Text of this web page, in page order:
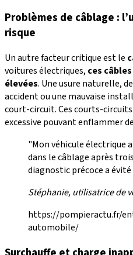
Problèmes de câblage :
risque
Un autre facteur critique est le
voitures électriques, ces
élevées. Une usure naturelle,
accident ou une mauvaise
court-circuit. Ces courts-
excessive pouvant enflammer
"Mon véhicule électrique
dans le câblage après
diagnostic précoce a
Stéphanie, utilisatrice de
https://pompieractu.fr/
automobile/